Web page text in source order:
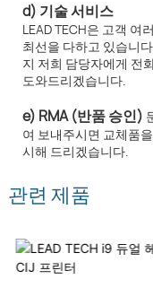
d) 기술 서비스
LEAD TECH은 고객 여
최선을 다하고 있습니
지 저희 담당자에게 전
도와드리겠습니다.
e) RMA (반품 승인)
여 보내주시면 교체품
시해 드리겠습니다.
관련 제품